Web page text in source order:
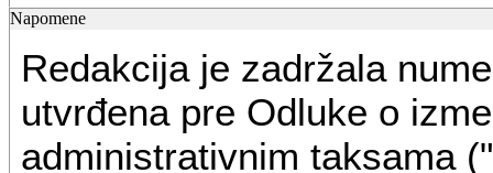
Ako obveznik koji je dužan
podnese netaksiran ili
Napomene
Redakcija je zadržala
utvrđena pre Odluke o
administrativnim taksama